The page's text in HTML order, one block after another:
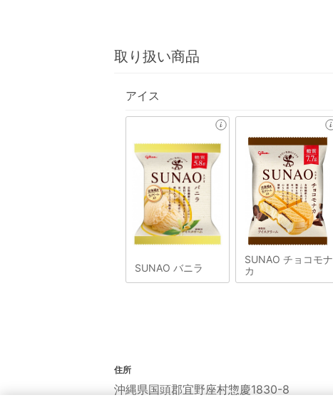
取り扱い商品
アイス
SUNAO バニラ
SUNAO チョコモナ
カ
住所
沖縄県国頭郡宜野座村惣慶1830-8